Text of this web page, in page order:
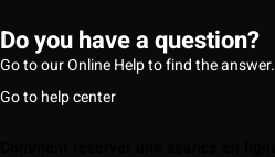
Do you have a question?
Go to our Online Help to find the answer.
Go to help center